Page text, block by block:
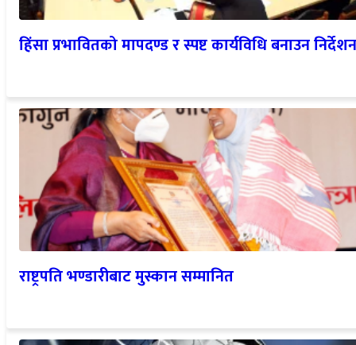
हिंसा प्रभावितको मापदण्ड र स्पष्ट कार्यविधि बनाउन निर्देशन
राष्ट्रपति भण्डारीबाट मुस्कान सम्मानित